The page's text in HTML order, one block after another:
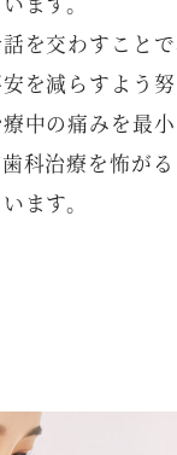
を交わすこと
を減らすよう
中の痛みを最
科治療を怖が
ます。